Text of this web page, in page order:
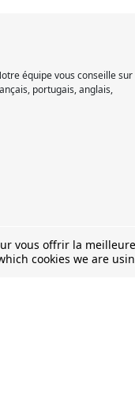
équipe vous conseille sur
portugais, anglais,
vous offrir la
cookies we are